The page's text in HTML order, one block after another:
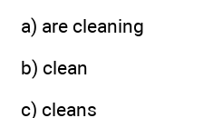
a) are cleaning
b) clean
c) cleans